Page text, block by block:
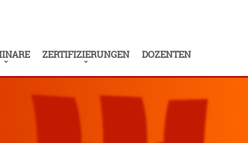
ZERTIFIZIERUNGEN DOZENTEN